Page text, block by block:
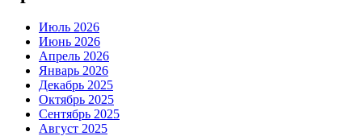
Июль 2026
Июнь 2026
Апрель 2026
Январь 2026
Декабрь 2025
Октябрь 2025
Сентябрь 2025
Август 2025